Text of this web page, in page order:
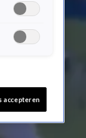
accepteren